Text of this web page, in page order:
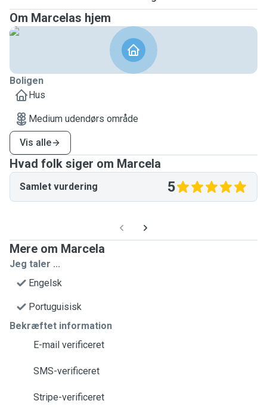
Om Marcelas hjem
Boligen
Hus
Medium udendørs område
Vis alle
Hvad folk siger om Marcela
Samlet vurdering 5
Mere om Marcela
Jeg taler ...
Engelsk
Portuguisisk
Bekræftet information
E-mail verificeret
SMS-verificeret
Stripe-verificeret